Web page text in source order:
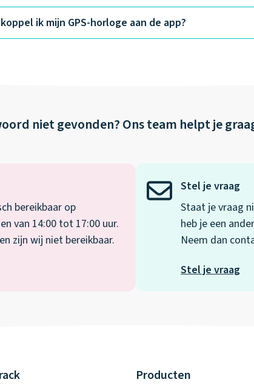
ik mijn GPS-horloge aan de app?
niet gevonden?Ons team helpt je
bereikbaar op
van 14:00 tot 17:00 uur.
zijn wij niet bereikbaar.
Stel je vraag
Staat je vraag
heb je een
Neem dan
Stel je vraag
Producten